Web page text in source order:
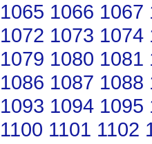
1065 1066 1067
1072 1073 1074
1079 1080 1081
1086 1087 1088
1093 1094 1095
1100 1101 1102